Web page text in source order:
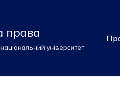
права
університет